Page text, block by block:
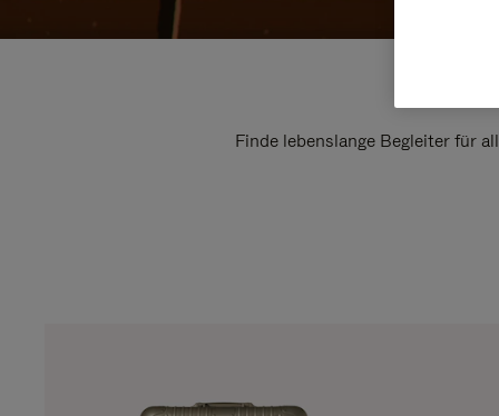
Finde lebenslange Begleiter für